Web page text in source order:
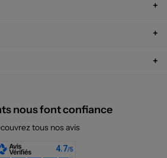
nous font confiance
tous nos avis